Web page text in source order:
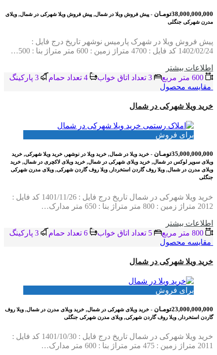
38,000,000,000تومـان
- پیش فروش ویلا در شمال, پیش فروش ویلا شهرکی در شمال, ویلای
مدرن شهرکی جنگلی
پیش فروش ویلا در شهرک پارمیس نوشهر تاریخ درج فایل :
1402/02/24 کد فایل : 4700 متراژ زمین : 600 متر متراژ بنا : 500…
اطلاعات بيشتر
مقایسه محصول
خرید ویلا شهرکی در شمال
برای فروش
35,000,000,000تومـان
- خرید ویلا در شمال, خرید ویلا در نوشهر, خرید ویلا شهرکی, خرید
ویلای سوپر لوکس در شمال, خرید ویلای شهرکی در شمال, خرید ویلای لاکچری در شمال, خرید
ویلای مدرن در شمال, ویلا روف گاردن استخردار, ویلا روف گاردن شهرکی, ویلای مدرن شهرکی
جنگلی
خرید ویلا شهرکی در شمال تاریخ درج فایل : 1401/11/26 کد فایل :
2012 متراژ زمین : 800 متر متراژ بنا : 650 متر مدارک…
اطلاعات بيشتر
مقایسه محصول
خرید ویلا شهرکی در شمال
برای فروش
23,000,000,000تومـان
- خرید ویلای شهرکی در شمال, خرید ویلای مدرن در شمال, ویلا روف
گاردن استخردار, ویلا روف گاردن شهرکی, ویلای مدرن شهرکی جنگلی
خرید ویلا شهرکی در شمال تاریخ درج فایل : 1401/10/30 کد فایل :
2011 متراژ زمین : 475 متر متراژ بنا : 600 متر مدارک…